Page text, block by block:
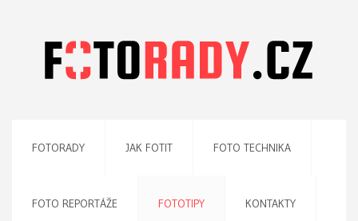
FOTORADY JAK FOTIT FOTO TECHNIKA
FOTO REPORTÁŽE FOTOTIPY KONTAKTY